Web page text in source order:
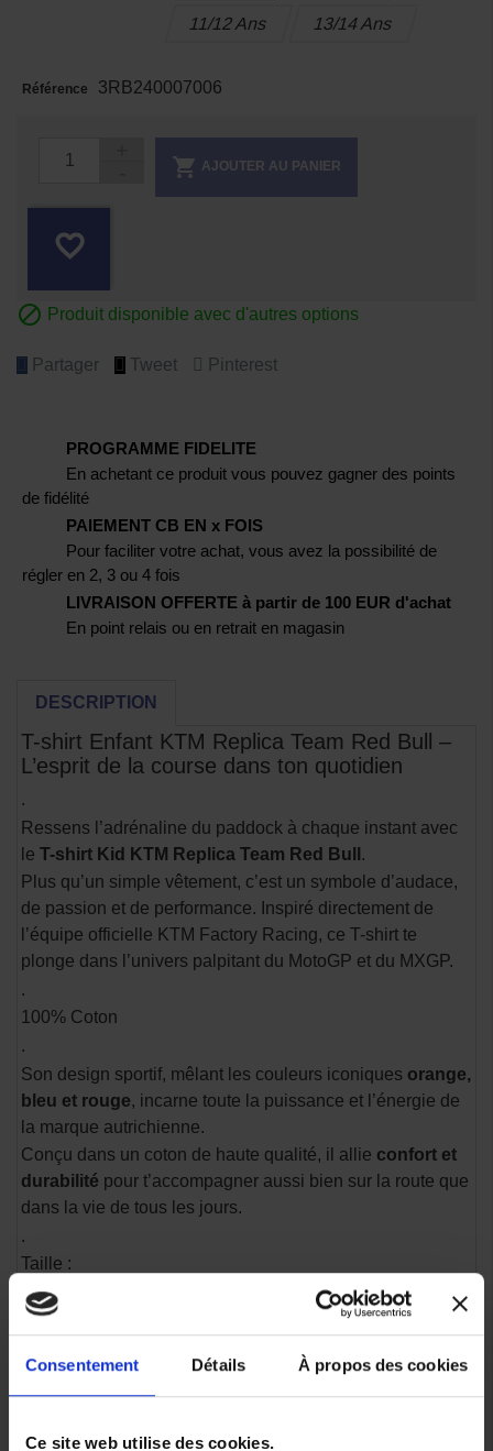
Consentement Détails À propos des cookies
Ce site web utilise des cookies.
11/12 Ans 13/14 Ans
Référence 3RB240007006
 AJOUTER AU PANIER
favorite_border
 Produit disponible avec d'autres options
Partager Tweet Pinterest
PROGRAMME FIDELITE
En achetant ce produit vous pouvez gagner des points
de fidélité
PAIEMENT CB EN x FOIS
Pour faciliter votre achat, vous avez la possibilité de
régler en 2, 3 ou 4 fois
LIVRAISON OFFERTE à partir de 100 EUR d'achat
En point relais ou en retrait en magasin
DESCRIPTION
T-shirt Enfant KTM Replica Team Red Bull –
L’esprit de la course dans ton quotidien
.
Ressens l’adrénaline du paddock à chaque instant avec
le T-shirt Kid KTM Replica Team Red Bull .
Plus qu’un simple vêtement, c’est un symbole d’audace,
de passion et de performance. Inspiré directement de
l’équipe officielle KTM Factory Racing, ce T-shirt te
plonge dans l’univers palpitant du MotoGP et du MXGP.
.
100% Coton
.
Son design sportif, mêlant les couleurs iconiques orange,
bleu et rouge, incarne toute la puissance et l’énergie de
la marque autrichienne.
Conçu dans un coton de haute qualité, il allie confort et
durabilité pour t’accompagner aussi bien sur la route que
dans la vie de tous les jours.
.
Taille :
- 104 cm 3-4 Ans
- 116 cm 5-6 ans
- 140 cm 9-10 ans
- 164 cm 13-14 ans